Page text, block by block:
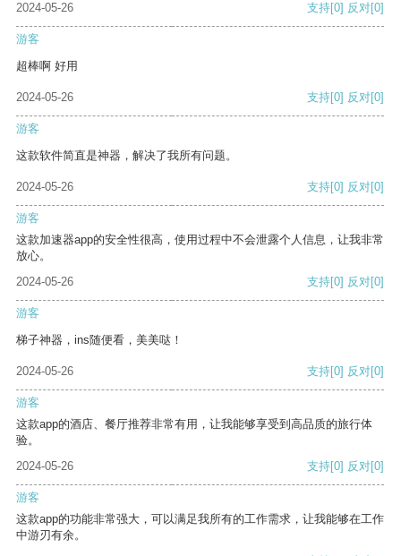
2024-05-26 支持[0] 反对[0]
游客
超棒啊 好用
2024-05-26 支持[0] 反对[0]
游客
这款软件简直是神器，解决了我所有问题。
2024-05-26 支持[0] 反对[0]
游客
这款加速器app的安全性很高，使用过程中不会泄露个人信息，让我非常
放心。
2024-05-26
支持[0] 反对[0]
游客
梯子神器，ins随便看，美美哒！
2024-05-26 支持[0] 反对[0]
游客
这款app的酒店、餐厅推荐非常有用，让我能够享受到高品质的旅行体
验。
2024-05-26
支持[0] 反对[0]
游客
这款app的功能非常强大，可以满足我所有的工作需求，让我能够在工作
中游刃有余。